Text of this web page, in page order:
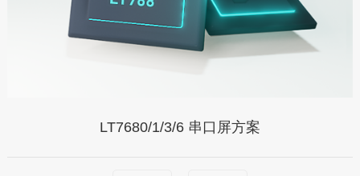
LT7680/1/3/6 串口屏方案